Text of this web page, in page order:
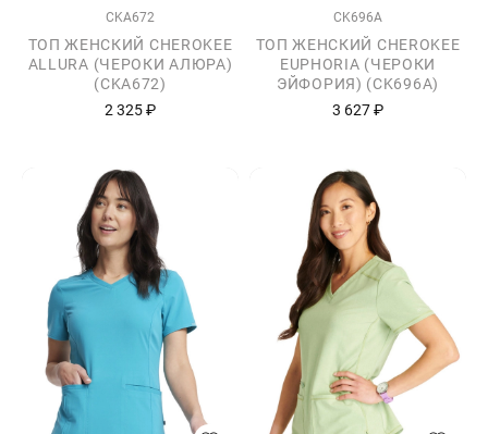
CKA672
ТОП ЖЕНСКИЙ CHEROKEE
ALLURA (ЧЕРОКИ АЛЮРА)
(CKA672)
2 325 ₽
CK696A
ТОП ЖЕНСКИЙ CHEROKEE
EUPHORIA (ЧЕРОКИ
ЭЙФОРИЯ) (CK696A)
3 627 ₽